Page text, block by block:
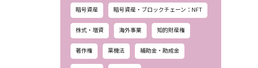
暗号資産 暗号資産・ブロックチェーン：NFT
株式・増資 海外事業 知的財産権
著作権 薬機法 補助金・助成金